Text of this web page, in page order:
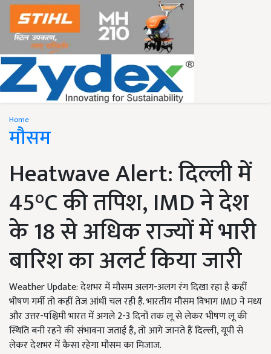
Home
मौसम
Heatwave Alert: दिल्ली में
45°C की तपिश, IMD ने देश
के 18 से अधिक राज्यों में भारी
बारिश का अलर्ट किया जारी
Weather Update: देशभर में मौसम अलग-अलग रंग दिखा रहा है कहीं
भीषण गर्मी तो कहीं तेज आंधी चल रही है. भारतीय मौसम विभाग IMD ने मध्य
और उत्तर-पश्चिमी भारत में अगले 2-3 दिनों तक लू से लेकर भीषण लू की
स्थिति बनी रहने की संभावना जताई है, तो आगे जानते हैं दिल्ली, यूपी से
लेकर देशभर में कैसा रहेगा मौसम का मिजाज.